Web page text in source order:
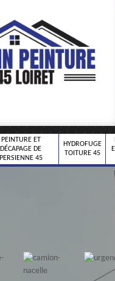
PEINTURE ET
DÉCAPAGE DE
PERSIENNE 45
HYDROFUGE
TOITURE 45